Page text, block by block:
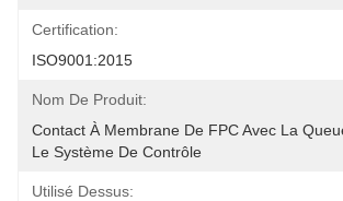
Certification:
ISO9001:2015
Nom De Produit:
Contact À Membrane De FPC Avec La
Le Système De Contrôle
Utilisé Dessus: